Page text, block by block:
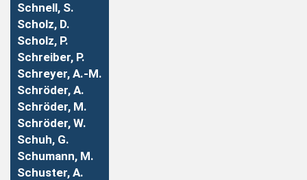
Schnell, S.
Scholz, D.
Scholz, P.
Schreiber, P.
Schreyer, A.-M.
Schröder, A.
Schröder, M.
Schröder, W.
Schuh, G.
Schumann, M.
Schuster, A.